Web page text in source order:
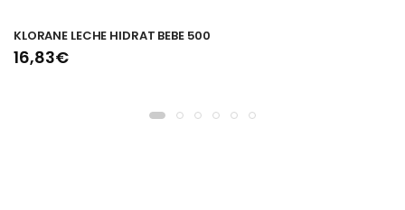
KLORANE LECHE HIDRAT BEBE 500
16,83€